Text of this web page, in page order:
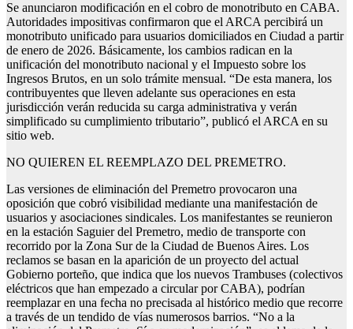
Se anunciaron modificación en el cobro de monotributo en CABA.
Autoridades impositivas confirmaron que el ARCA percibirá un
monotributo unificado para usuarios domiciliados en Ciudad a partir
de enero de 2026. Básicamente, los cambios radican en la
unificación del monotributo nacional y el Impuesto sobre los
Ingresos Brutos, en un solo trámite mensual. “De esta manera, los
contribuyentes que lleven adelante sus operaciones en esta
jurisdicción verán reducida su carga administrativa y verán
simplificado su cumplimiento tributario”, publicó el ARCA en su
sitio web.
NO QUIEREN EL REEMPLAZO DEL PREMETRO.
Las versiones de eliminación del Premetro provocaron una
oposición que cobró visibilidad mediante una manifestación de
usuarios y asociaciones sindicales. Los manifestantes se reunieron
en la estación Saguier del Premetro, medio de transporte con
recorrido por la Zona Sur de la Ciudad de Buenos Aires. Los
reclamos se basan en la aparición de un proyecto del actual
Gobierno porteño, que indica que los nuevos Trambuses (colectivos
eléctricos que han empezado a circular por CABA), podrían
reemplazar en una fecha no precisada al histórico medio que recorre
a través de un tendido de vías numerosos barrios. “No a la